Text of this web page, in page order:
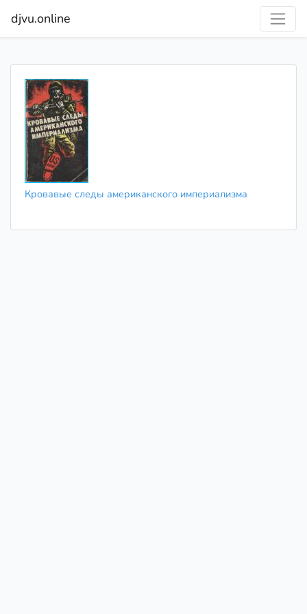
djvu.online
Кровавые следы американского империализма